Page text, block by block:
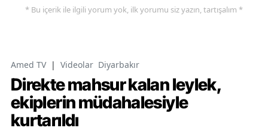
* Bu içerik ile ilgili yorum yok, ilk yorumu siz yazın, tartışalım *
Amed TV | Videolar Diyarbakır
Direkte mahsur kalan leylek,
ekiplerin müdahalesiyle
kurtarıldı